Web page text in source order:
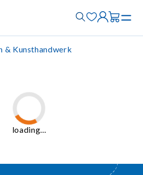
& Kunsthandwerk
loading...